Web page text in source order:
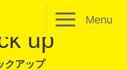
Menu
up
クアップ